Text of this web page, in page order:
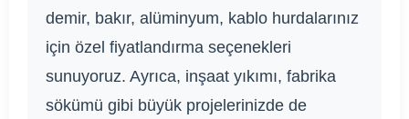
demir, bakır, alüminyum, kablo hurdalarınız
için özel fiyatlandırma seçenekleri
sunuyoruz. Ayrıca, inşaat yıkımı, fabrika
sökümü gibi büyük projelerinizde de